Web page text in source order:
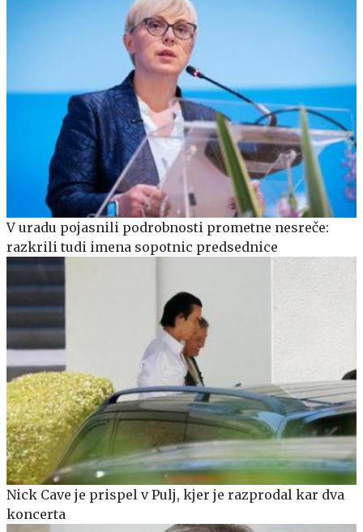
V uradu pojasnili podrobnosti prometne nesreče:
razkrili tudi imena sopotnic predsednice
Nick Cave je prispel v Pulj, kjer je razprodal kar dva
koncerta